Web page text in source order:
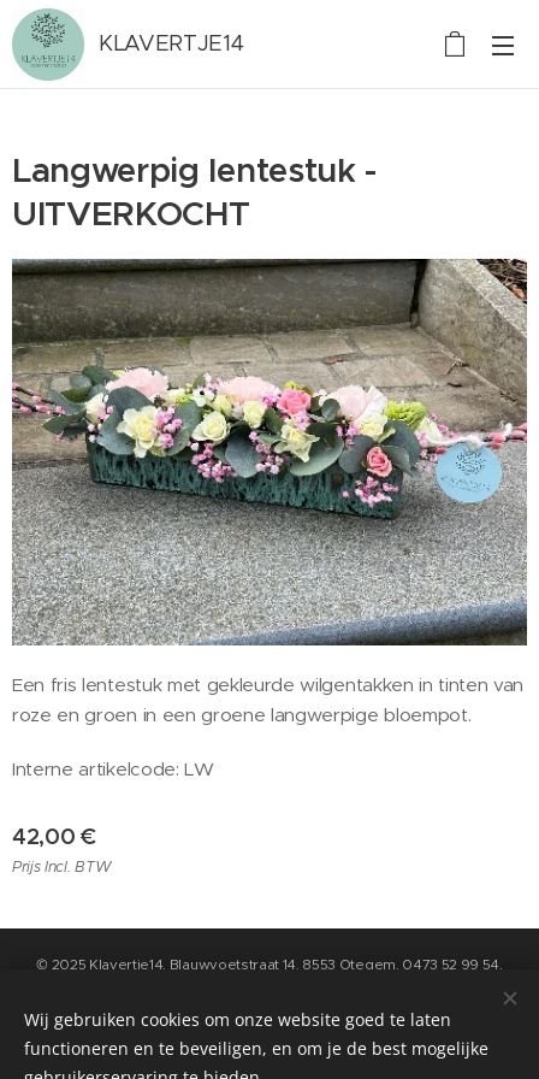
KLAVERTJE14
Langwerpig lentestuk -
UITVERKOCHT
Een fris lentestuk met gekleurde wilgentakken in tinten van
roze en groen in een groene langwerpige bloempot.
Interne artikelcode: LW
42,00 €
Prijs Incl. BTW
© 2025 Klavertje14, Blauwvoetstraat 14, 8553 Otegem, 0473 52 99 54,
raadplegen op de pagina "contact" op deze website
Cookies
Wij gebruiken cookies om onze website goed te laten
functioneren en te beveiligen, en om je de best mogelijke